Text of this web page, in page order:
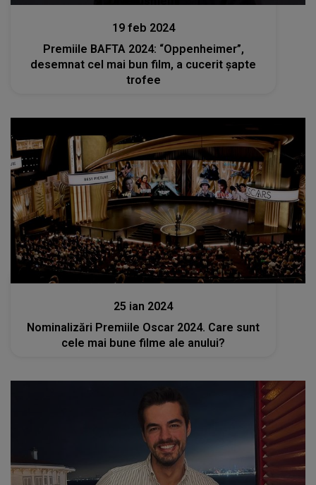
19 feb 2024
Premiile BAFTA 2024: “Oppenheimer”,
desemnat cel mai bun film, a cucerit şapte
trofee
Stiri
25 ian 2024
Nominalizări Premiile Oscar 2024. Care sunt
cele mai bune filme ale anului?